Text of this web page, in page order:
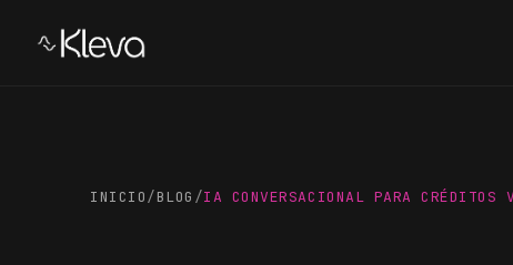
INICIO/BLOG /IA CONVERSACIONAL PARA CRÉDITOS